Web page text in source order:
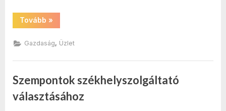
Tovább “Diákmunka
Budapesten
a
nagyvárosokban”
»
Gazdaság, Üzlet
Szempontok székhelyszolgáltató
választásához